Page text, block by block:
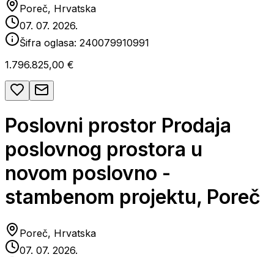
Poreč, Hrvatska
07. 07. 2026.
Šifra oglasa: 240079910991
1.796.825,00 €
Poslovni prostor Prodaja
poslovnog prostora u
novom poslovno -
stambenom projektu, Poreč
Poreč, Hrvatska
07. 07. 2026.